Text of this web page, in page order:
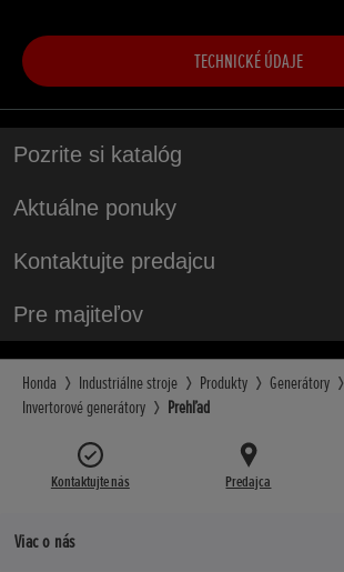
TECHNICKÉ ÚDAJE
Pozrite si katalóg
Aktuálne ponuky
Kontaktujte predajcu
Pre majiteľov
Honda Industriálne stroje Produkty
Generátory
Invertorové generátory
Prehľad
Kontaktujte nás Predajca
Viac o nás